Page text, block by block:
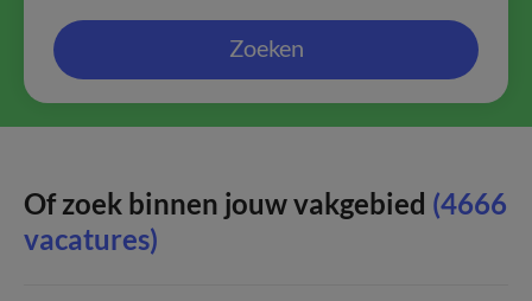
Zoeken
Of zoek binnen jouw vakgebied (4666
vacatures)